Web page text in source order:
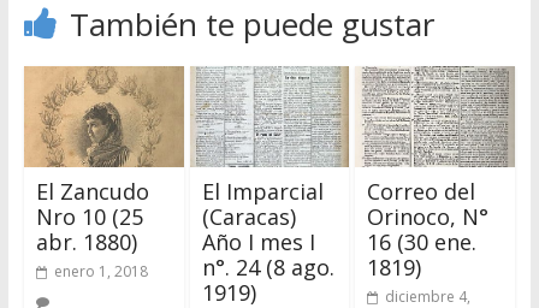
También te puede gustar
El Zancudo
Nro 10 (25
abr. 1880)
enero 1, 2018
El Imparcial
(Caracas)
Año I mes I
n°. 24 (8 ago.
1919)
Correo del
Orinoco, N°
16 (30 ene.
1819)
diciembre 4,